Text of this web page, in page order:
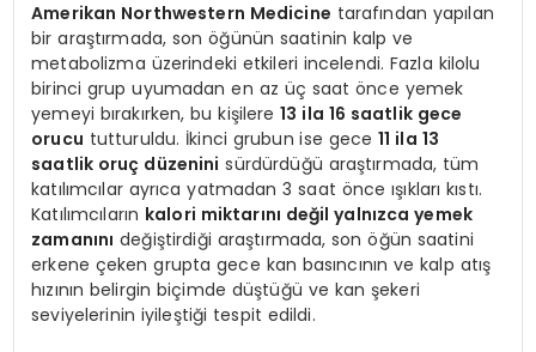
Amerikan Northwestern Medicine tarafından yapılan
bir araştırmada, son öğünün saatinin kalp ve
metabolizma üzerindeki etkileri incelendi. Fazla kilolu
birinci grup uyumadan en az üç saat önce yemek
yemeyi bırakırken, bu kişilere13 ila 16 saatlik gece
orucu tutturuldu. İkinci grubun ise gece11 ila 13
saatlik oruç düzenini sürdürdüğü araştırmada, tüm
katılımcılar ayrıca yatmadan 3 saat önce ışıkları kıstı.
Katılımcıların kalori miktarını değil yalnızca yemek
zamanını değiştirdiği araştırmada, son öğün saatini
erkene çeken grupta gece kan basıncının ve kalp atış
hızının belirgin biçimde düştüğü ve kan şekeri
seviyelerinin iyileştiği tespit edildi.